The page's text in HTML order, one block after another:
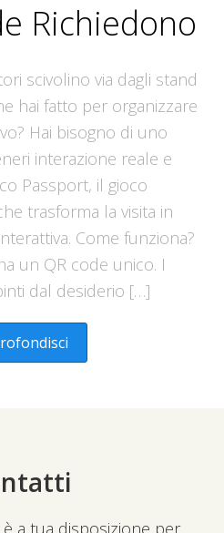
Richiedono
scivolino via dagli stand
hai fatto per organizzare
Hai bisogno di uno
interazione reale e
Passport, il gioco
trasforma la visita in
Come funziona?
un QR code unico. I
dal desiderio […]
a tua disposizione per